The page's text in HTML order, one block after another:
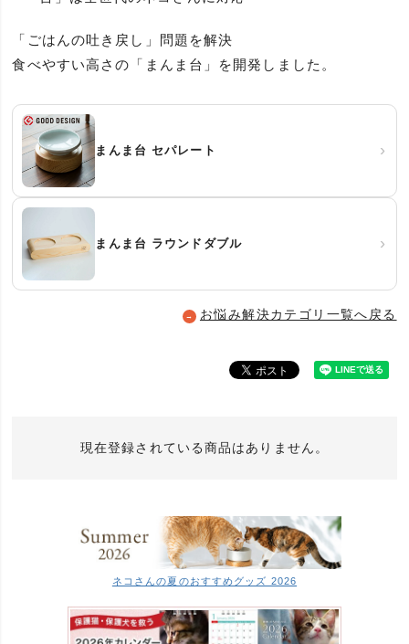
「ごはんの吐き戻し」問題を解決
食べやすい高さの「まんま台」を開発しました。
まんま台 セパレート ›
まんま台 ラウンドダブル ›
→ お悩み解決カテゴリ一覧へ戻る
現在登録されている商品はありません。
ネコさんの夏のおすすめグッズ 2026